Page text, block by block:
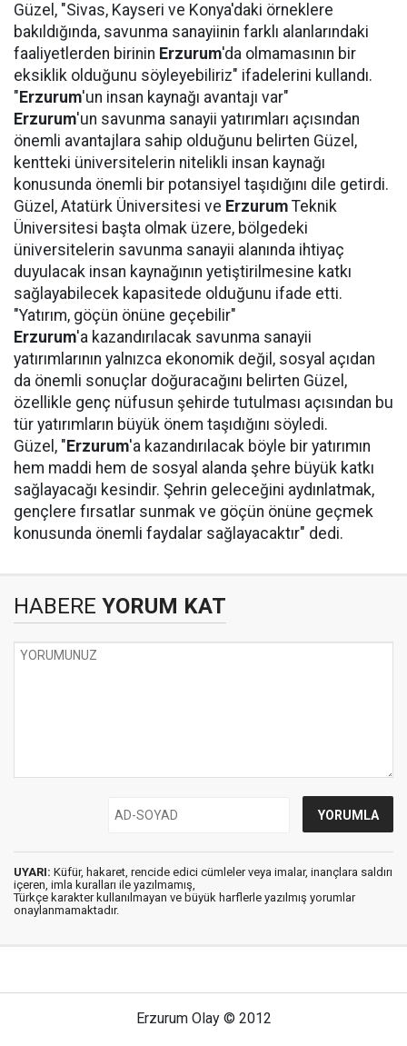
Güzel, "Sivas, Kayseri ve Konya'daki örneklere
bakıldığında, savunma sanayiinin farklı alanlarındaki
faaliyetlerden birinin Erzurum'da olmamasının bir
eksiklik olduğunu söyleyebiliriz" ifadelerini kullandı.
" Erzurum'un insan kaynağı avantajı var"
Erzurum'un savunma sanayii yatırımları açısından
önemli avantajlara sahip olduğunu belirten Güzel,
kentteki üniversitelerin nitelikli insan kaynağı
konusunda önemli bir potansiyel taşıdığını dile getirdi.
Güzel, Atatürk Üniversitesi ve Erzurum Teknik
Üniversitesi başta olmak üzere, bölgedeki
üniversitelerin savunma sanayii alanında ihtiyaç
duyulacak insan kaynağının yetiştirilmesine katkı
sağlayabilecek kapasitede olduğunu ifade etti.
"Yatırım, göçün önüne geçebilir"
Erzurum'a kazandırılacak savunma sanayii
yatırımlarının yalnızca ekonomik değil, sosyal açıdan
da önemli sonuçlar doğuracağını belirten Güzel,
özellikle genç nüfusun şehirde tutulması açısından bu
tür yatırımların büyük önem taşıdığını söyledi.
Güzel, " Erzurum'a kazandırılacak böyle bir yatırımın
hem maddi hem de sosyal alanda şehre büyük katkı
sağlayacağı kesindir. Şehrin geleceğini aydınlatmak,
gençlere fırsatlar sunmak ve göçün önüne geçmek
konusunda önemli faydalar sağlayacaktır" dedi.
HABERE YORUM KAT
UYARI: Küfür, hakaret, rencide edici cümleler veya imalar, inançlara saldırı
içeren, imla kuralları ile yazılmamış,
Türkçe karakter kullanılmayan ve büyük harflerle yazılmış yorumlar
onaylanmamaktadır.
Erzurum Olay © 2012